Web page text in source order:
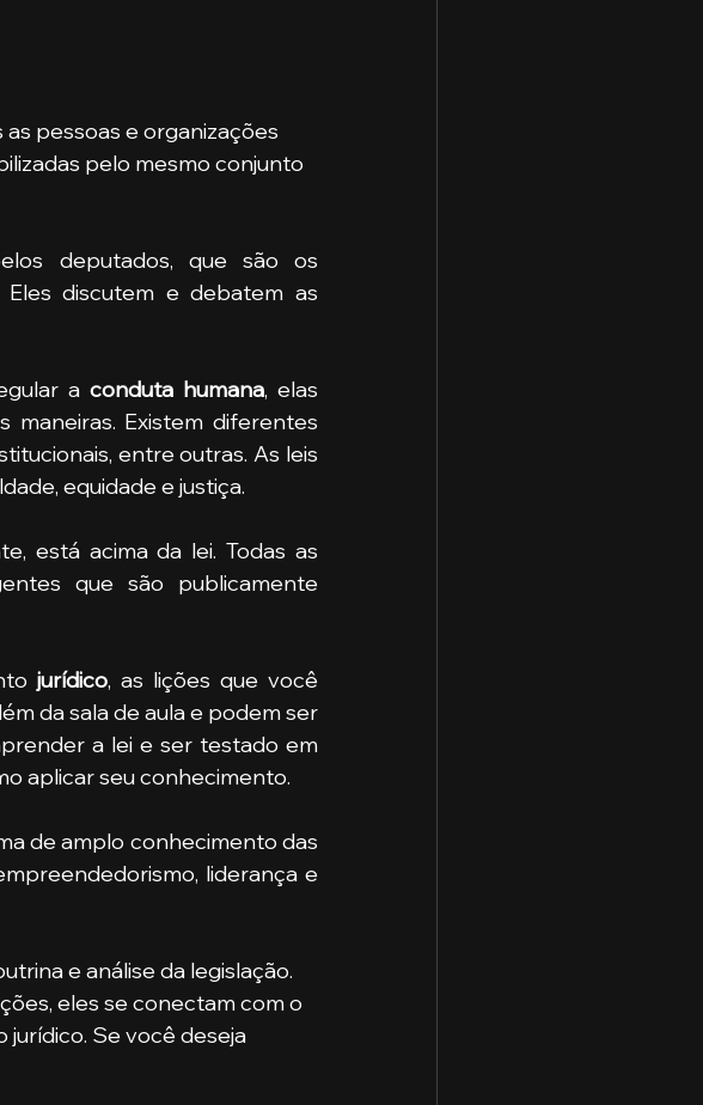
pessoas e organizações
pelo mesmo conjunto
deputados, que são os
discutem e debatem as
a conduta humana, elas
maneiras. Existem diferentes
entre outras. As leis
equidade e justiça.
que são publicamente
jurídico, as lições que você
da sala de aula e podem ser
a lei e ser testado em
aplicar seu conhecimento.
liderança e
eles se conectam com o
jurídico. Se você deseja